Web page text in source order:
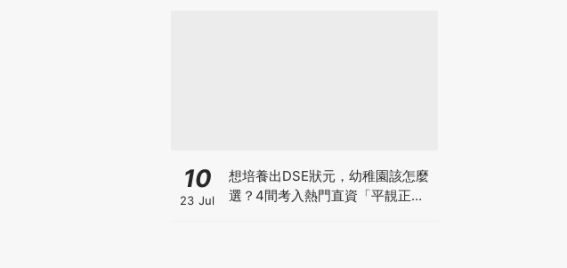
10
23 Jul
想培養出DSE狀元，幼稚園該怎麼
選？4間考入熱門直資「平靚正」